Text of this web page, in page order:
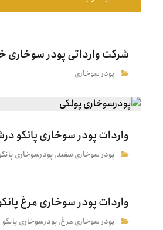
شرکت وارداتی پودر سوخاری
پودر سوخاری
واردات پودر سوخاری پانکو
پودر سوخاری سفید,پودرسوخاری
واردات پودر سوخاری مرغ
پودر سوخاری مرغ,پودرسوخاری پانکو